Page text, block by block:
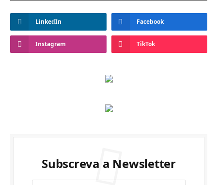
LinkedIn Facebook
Instagram TikTok
Subscreva a Newsletter